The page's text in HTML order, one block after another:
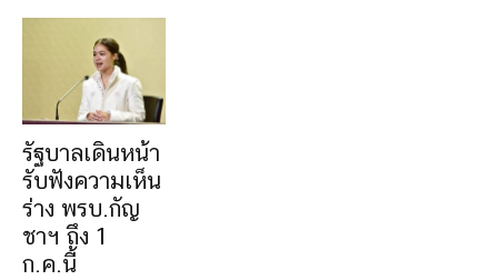
รัฐบาลเดินหน้า
รับฟังความเห็น
ร่าง พรบ.กัญ
ชาฯ ถึง 1
ก.ค.นี้